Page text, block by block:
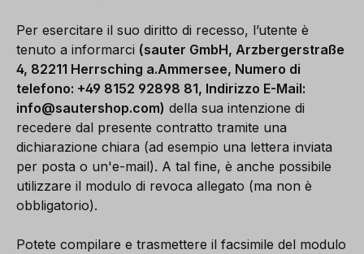
Per esercitare il suo diritto di recesso, l’utente è
tenuto a informarci (sauter GmbH, Arzbergerstraße
4, 82211 Herrsching a.Ammersee, Numero di
telefono: +49 8152 92898 81, Indirizzo E-Mail:
info@sautershop.com) della sua intenzione di
recedere dal presente contratto tramite una
dichiarazione chiara (ad esempio una lettera inviata
per posta o un'e-mail). A tal fine, è anche possibile
utilizzare il modulo di revoca allegato (ma non è
obbligatorio).
Potete compilare e trasmettere il facsimile del modulo